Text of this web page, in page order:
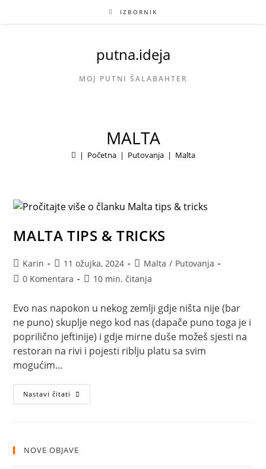
IZBORNIK
putna.ideja
MOJ PUTNI ŠALABAHTER
MALTA
| Početna | Putovanja | Malta
MALTA TIPS & TRICKS
Autor
objave:
Karin
Objava
objavljena:
11 ožujka, 2024
Kategorija
objave:
Malta / Putovanja
Komentari
0 Komentara
Vrijeme
10 min. čitanja
Evo nas napokon u nekog zemlji gdje ništa nije (bar
ne puno) skuplje nego kod nas (dapače puno toga je i
poprilično jeftinije) i gdje mirne duše možeš sjesti na
restoran na rivi i pojesti riblju platu sa svim
mogućim…
Nastavi čitati Malta
tips
NOVE OBJAVE